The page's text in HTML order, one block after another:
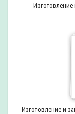
Изготовление
Изготовление и